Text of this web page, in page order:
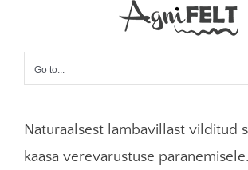
Go to...
Naturaalsest lambavillast vilditud
kaasa verevarustuse